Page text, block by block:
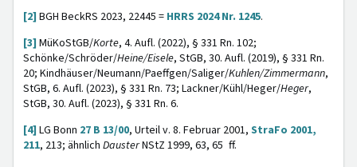
[2] BGH BeckRS 2023, 22445 = HRRS 2024 Nr. 1245.
[3] MüKoStGB/Korte, 4. Aufl. (2022), § 331 Rn. 102;
Schönke/Schröder/Heine/Eisele, StGB, 30. Aufl. (2019), § 331 Rn.
20; Kindhäuser/Neumann/Paeffgen/Saliger/Kuhlen/Zimmermann,
StGB, 6. Aufl. (2023), § 331 Rn. 73; Lackner/Kühl/Heger/Heger,
StGB, 30. Aufl. (2023), § 331 Rn. 6.
[4] LG Bonn 27 B 13/00, Urteil v. 8. Februar 2001, StraFo 2001,
211, 213; ähnlich DausterNStZ 1999, 63, 65 ff.